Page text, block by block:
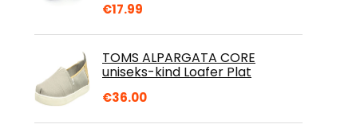
€17.99
TOMS ALPARGATA CORE
uniseks-kind Loafer Plat
€36.00